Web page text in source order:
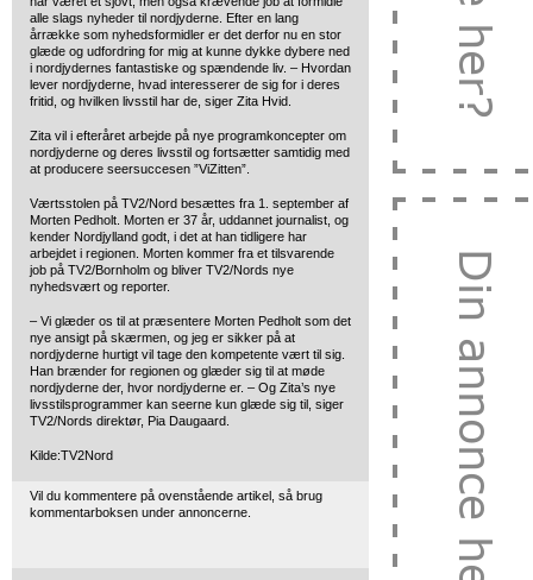
alle slags nyheder til nordjyderne. Efter en lang
årrække som nyhedsformidler er det derfor nu en stor
glæde og udfordring for mig at kunne dykke dybere ned
i nordjydernes fantastiske og spændende liv. – Hvordan
lever nordjyderne, hvad interesserer de sig for i deres
fritid, og hvilken livsstil har de, siger Zita Hvid.
Zita vil i efteråret arbejde på nye programkoncepter om
nordjyderne og deres livsstil og fortsætter samtidig med
at producere seersuccesen ”ViZitten”.
Værtsstolen på TV2/Nord besættes fra 1. september af
Morten Pedholt. Morten er 37 år, uddannet journalist, og
kender Nordjylland godt, i det at han tidligere har
arbejdet i regionen. Morten kommer fra et tilsvarende
job på TV2/Bornholm og bliver TV2/Nords nye
nyhedsvært og reporter.
– Vi glæder os til at præsentere Morten Pedholt som det
nye ansigt på skærmen, og jeg er sikker på at
nordjyderne hurtigt vil tage den kompetente vært til sig.
Han brænder for regionen og glæder sig til at møde
nordjyderne der, hvor nordjyderne er. – Og Zita’s nye
livsstilsprogrammer kan seerne kun glæde sig til, siger
TV2/Nords direktør, Pia Daugaard.
Kilde:TV2Nord
Vil du kommentere på ovenstående artikel, så brug
kommentarboksen under annoncerne.